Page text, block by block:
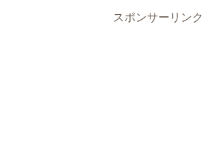
スポンサーリンク